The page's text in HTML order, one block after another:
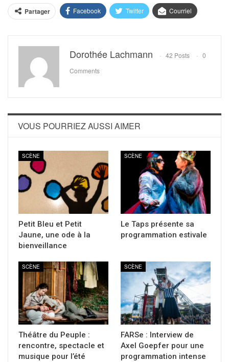
Partager Facebook Twitter Courriel
Dorothée Lachmann 42 Posts
0
Comments
VOUS POURRIEZ AUSSI AIMER
SCÈNE
Petit Bleu et Petit
Jaune, une ode à la
bienveillance
SCÈNE
Le Taps présente sa
programmation estivale
SCÈNE
Théâtre du Peuple :
rencontre, spectacle et
musique pour l’été
SCÈNE
FARSe : Interview de
Axel Goepfer pour une
programmation intense